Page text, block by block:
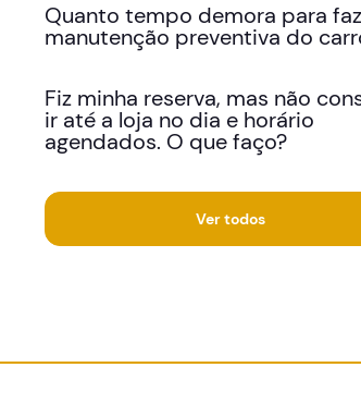
Quanto tempo demora para
manutenção preventiva do
Fiz minha reserva, mas não
ir até a loja no dia e horário
agendados. O que faço?
Ver todos